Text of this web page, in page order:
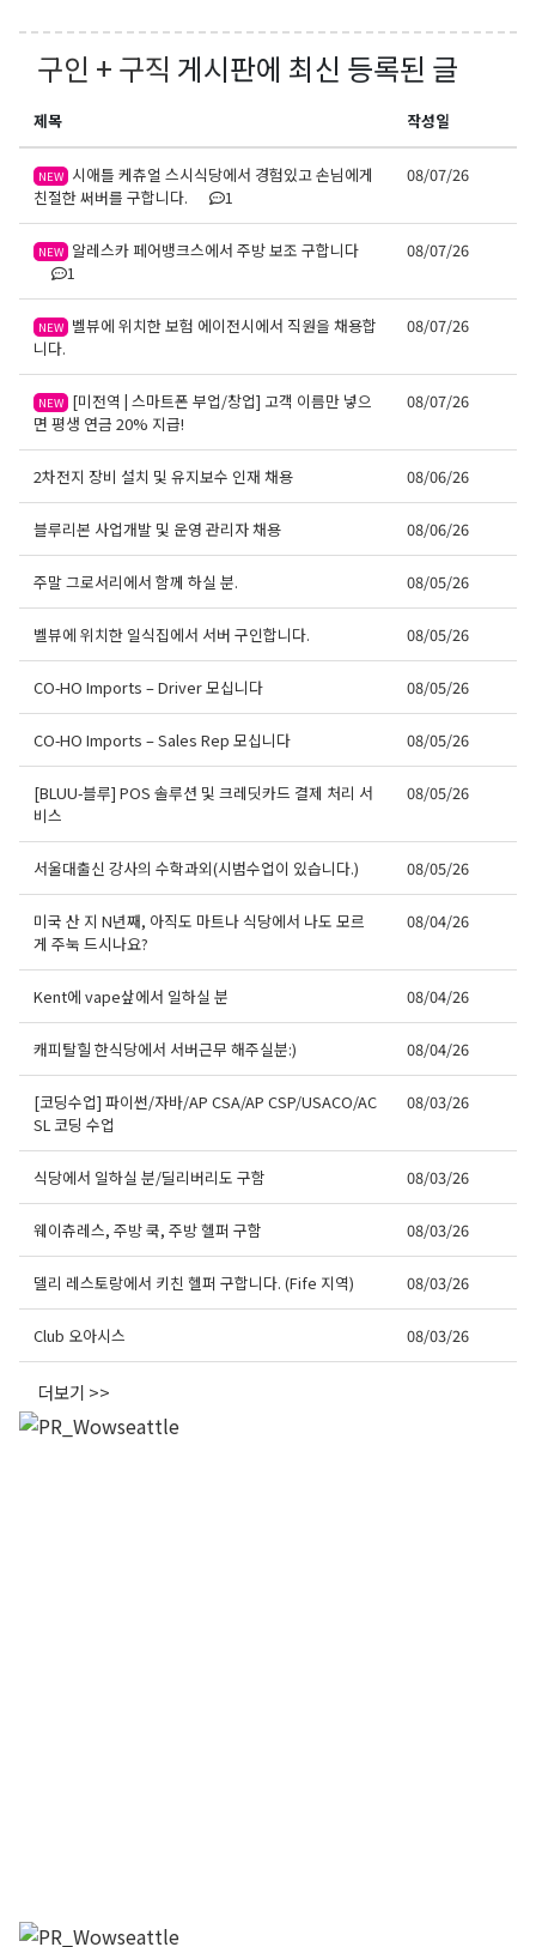
구인 + 구직 게시판에 최신 등록된 글
제목 작성일
NEW 시애틀 케츄얼 스시식당에서 경험있고 손님에게
친절한 써버를 구합니다.
1
08/07/26
NEW 알레스카 페어뱅크스에서 주방 보조 구합니다
1
08/07/26
NEW 벨뷰에 위치한 보험 에이전시에서 직원을 채용합
니다.
08/07/26
NEW [미전역 | 스마트폰 부업/창업] 고객 이름만 넣으
면 평생 연금 20% 지급!
08/07/26
2차전지 장비 설치 및 유지보수 인재 채용 08/06/26
블루리본 사업개발 및 운영 관리자 채용 08/06/26
주말 그로서리에서 함께 하실 분. 08/05/26
벨뷰에 위치한 일식집에서 서버 구인합니다. 08/05/26
CO-HO Imports – Driver 모십니다 08/05/26
CO-HO Imports – Sales Rep 모십니다 08/05/26
[BLUU-블루] POS 솔루션 및 크레딧카드 결제 처리 서
비스
08/05/26
서울대출신 강사의 수학과외(시범수업이 있습니다.) 08/05/26
미국 산 지 N년째, 아직도 마트나 식당에서 나도 모르
게 주눅 드시나요?
08/04/26
Kent에 vape샆에서 일하실 분 08/04/26
캐피탈힐 한식당에서 서버근무 해주실분:) 08/04/26
[코딩수업] 파이썬/자바/AP CSA/AP CSP/USACO/AC
SL 코딩 수업
08/03/26
식당에서 일하실 분/딜리버리도 구함 08/03/26
웨이츄레스, 주방 쿡, 주방 헬퍼 구함 08/03/26
델리 레스토랑에서 키친 헬퍼 구합니다. (Fife 지역) 08/03/26
Club 오아시스 08/03/26
더보기 >>